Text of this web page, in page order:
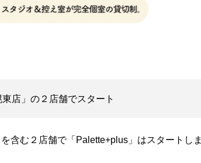
店」の２店舗でスタート
含む２店舗で「Palette+plus」はスタートしま